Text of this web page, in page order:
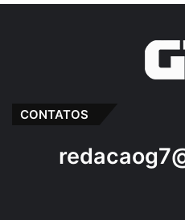
CONTATOS